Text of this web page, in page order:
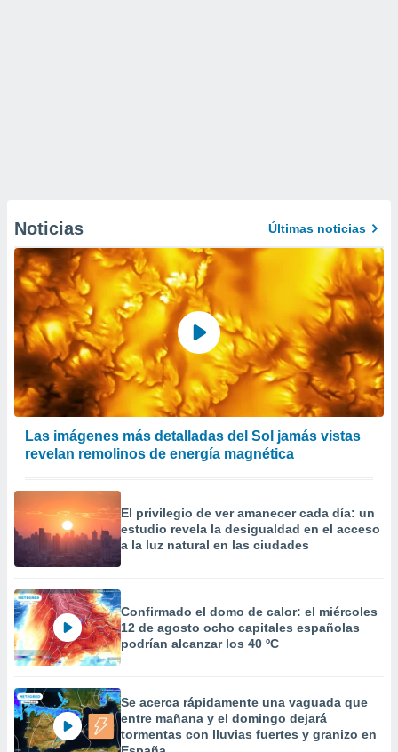
Noticias Últimas noticias
Las imágenes más detalladas del Sol jamás vistas
revelan remolinos de energía magnética
El privilegio de ver amanecer cada día: un
estudio revela la desigualdad en el acceso
a la luz natural en las ciudades
Confirmado el domo de calor: el miércoles
12 de agosto ocho capitales españolas
podrían alcanzar los 40 ºC
Se acerca rápidamente una vaguada que
entre mañana y el domingo dejará
tormentas con lluvias fuertes y granizo en